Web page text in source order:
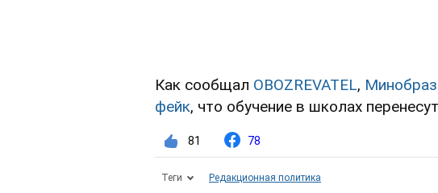
Как сообщал OBOZREVATEL,
фейк, что обучение в школах
81 78
Теги Редакционная политика